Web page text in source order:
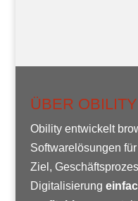
ÜBER OBILITY
Obility entwickelt
Softwarelösungen
Ziel,
Digitalisierung